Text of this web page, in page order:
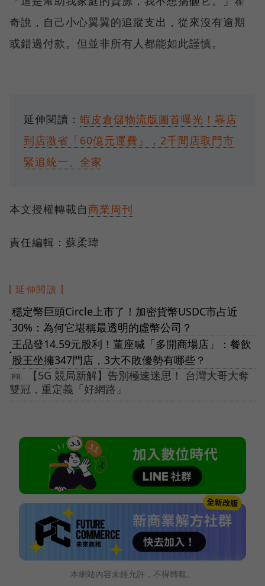
奇說，自己小心翼翼的追蹤支出，從來沒有逾期
或錯過付款。但並非所有人都能如此謹慎。
延伸閱讀： 蝦皮倉儲物流版圖首曝光！靠店
到店激省「60億元運費」，2千間店取門市
緊追統一、全家
本文授權轉載自商業周刊
責任編輯：蘇柔瑋
延伸閱讀
●
穩定幣巨頭Circle上市了！加密貨幣USDC市占近
30%：為何它堪稱最透明的虛幣公司？
●
王品發14.59元股利！董座喊「多開商場店」：餐飲
股王坐擁347門店，3大不敗優勢有哪些？
【5G 競局新解】告別極速迷思！ 台灣大哥大奪
雙冠，重定義「好網路」
本網站內容未經允許，不得轉載。